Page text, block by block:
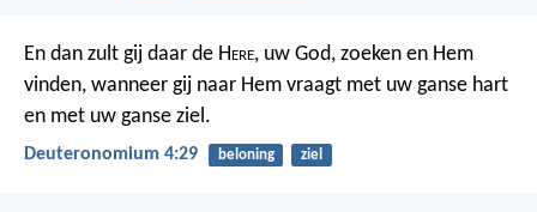
En dan zult gij daar de Here, uw God, zoeken en Hem
vinden, wanneer gij naar Hem vraagt met uw ganse hart
en met uw ganse ziel.
Deuteronomium 4:29 beloning ziel